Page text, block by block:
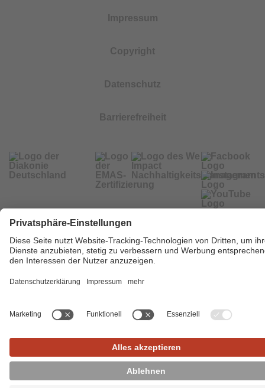
Impressum
Copyright
Datenschutz
Barrierefreiheit